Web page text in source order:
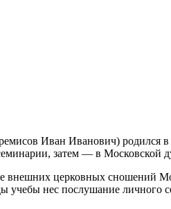
Иван Иванович) родился
затем — в
церковных сношений
нес послушание личного